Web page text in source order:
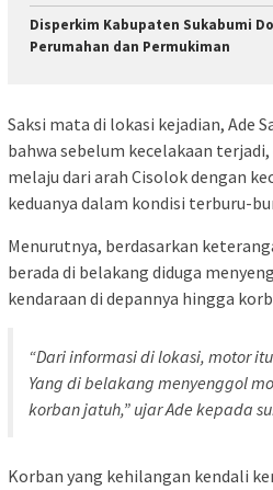
Disperkim Kabupaten Sukabumi
Perumahan dan Permukiman
Saksi mata di lokasi kejadian, Ade
bahwa sebelum kecelakaan
melaju dari arah Cisolok dengan
keduanya dalam kondisi terburu-
Menurutnya, berdasarkan
berada di belakang diduga
kendaraan di depannya hingga
“Dari informasi di lokasi, motor
Yang di belakang menyenggol
korban jatuh,” ujar Ade kepada
Korban yang kehilangan kendali